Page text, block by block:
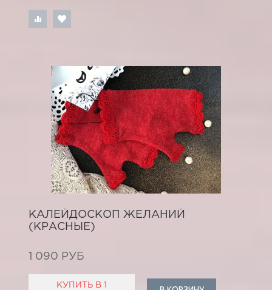
КАЛЕЙДОСКОП ЖЕЛАНИЙ
(КРАСНЫЕ)
1 090 РУБ
КУПИТЬ В 1